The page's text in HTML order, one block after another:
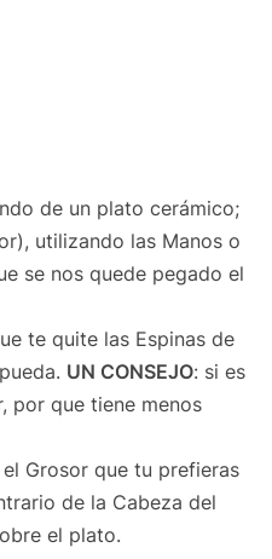
de un plato cerámico;
utilizando las Manos o
se nos quede pegado el
te quite las Espinas de
UN CONSEJO: si es
por que tiene menos
Grosor que tu prefieras
de la Cabeza del
el plato.